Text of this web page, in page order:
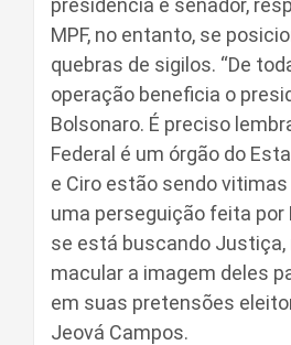
presidência e senador,
MPF, no entanto, se
quebras de sigilos. “De
operação beneficia o
Bolsonaro. É preciso
Federal é um órgão do
e Ciro estão sendo
uma perseguição feita por
se está buscando
macular a imagem deles
em suas pretensões
Jeová Campos.